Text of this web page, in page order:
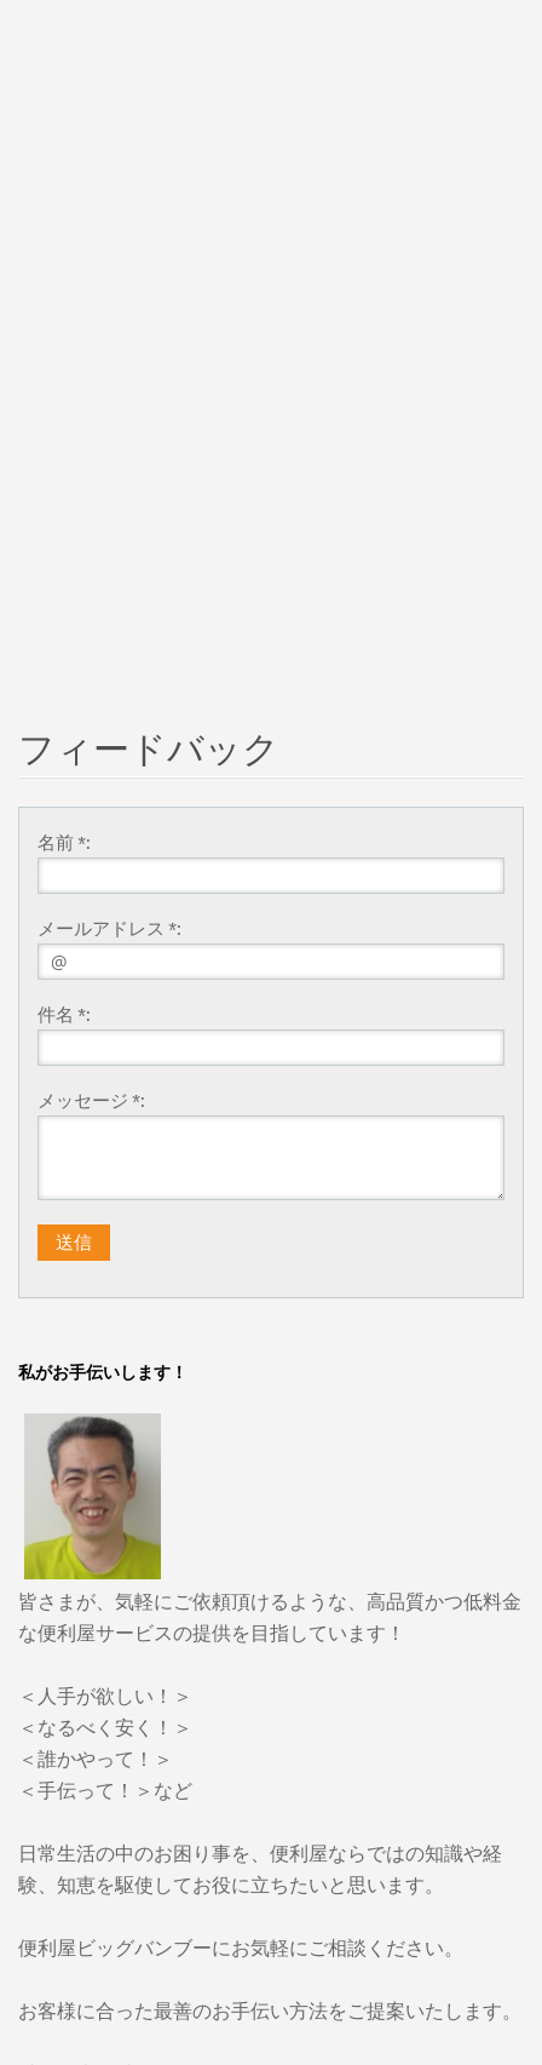
フィードバック
名前 *:
メールアドレス *:
件名 *:
メッセージ *:
私がお手伝いします！
皆さまが、気軽にご依頼頂けるような、高品質かつ低料金
な便利屋サービスの提供を目指しています！
＜人手が欲しい！＞
＜なるべく安く！＞
＜誰かやって！＞
＜手伝って！＞など
日常生活の中のお困り事を、便利屋ならではの知識や経
験、知恵を駆使してお役に立ちたいと思います。
便利屋ビッグバンブーにお気軽にご相談ください。
お客様に合った最善のお手伝い方法をご提案いたします。